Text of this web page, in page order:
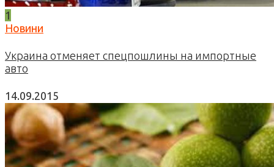
1
Новини
Украина отменяет спецпошлины на импортные
авто
14.09.2015